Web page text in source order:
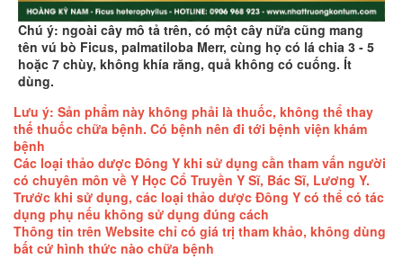
Chú ý: ngoài cây mô tả trên, có một cây nữa cũng mang
tên vú bò Ficus, palmatiloba Merr, cùng họ có lá chia 3 - 5
hoặc 7 chùy, không khía răng, quả không có cuống. Ít
dùng.
Lưu ý: Sản phẩm này không phải là thuốc, không thể thay
thế thuốc chữa bệnh. Có bệnh nên đi tới bệnh viện khám
bệnh
Các loại thảo dược Đông Y khi sử dụng cần tham vấn người
có chuyên môn về Y Học Cổ Truyền Y Sĩ, Bác Sĩ, Lương Y.
Trước khi sử dụng, các loại thảo dược Đông Y có thể có tác
dụng phụ nếu không sử dụng đúng cách
Thông tin trên Website chỉ có giá trị tham khảo, không dùng
bất cứ hình thức nào chữa bệnh